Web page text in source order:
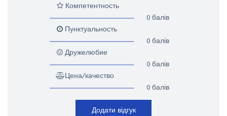
Компетентность
0 балів
Пунктуальность
0 балів
Дружелюбие
0 балів
Цена/качество
0 балів
Додати відгук